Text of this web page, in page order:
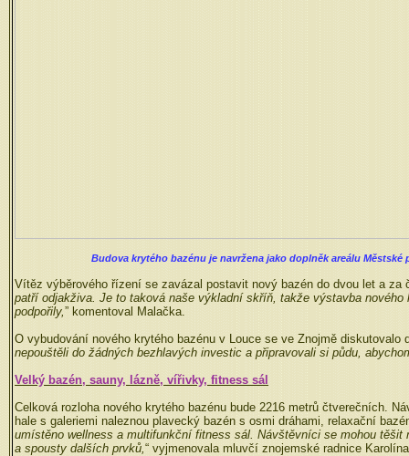
Budova krytého bazénu je navržena jako doplněk areálu
Vítěz výběrového řízení se zavázal postavit nový bazén do dvou let a
patří odjakživa. Je to taková naše výkladní skříň, takže výstavba
podpořily,” komentoval Malačka.
O vybudování nového krytého bazénu v Louce se ve Znojmě
nepouštěli do žádných bezhlavých investic a připravovali si půdu,
Velký bazén, sauny, lázně, vířivky, fitness sál
Celková rozloha nového krytého bazénu bude 2216 metrů čtverečních.
hale s galeriemi naleznou plavecký bazén s osmi dráhami, relaxační
umístěno wellness a multifunkční fitness sál. Návštěvníci se mohou
a spousty dalších prvků,“ vyjmenovala mluvčí znojemské radnice